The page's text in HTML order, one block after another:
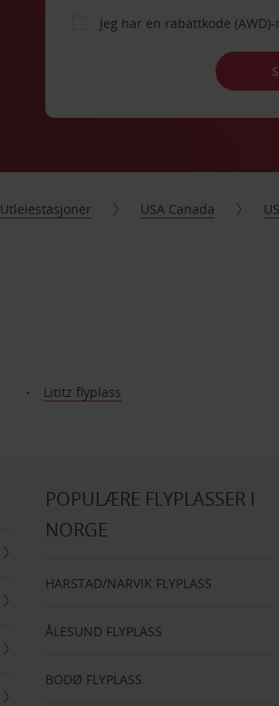
Jeg har en rabattkode
Utleiestasjoner USA Canada
Lititz flyplass
POPULÆRE FLYPLASSER I
NORGE
HARSTAD/NARVIK FLYPLASS
ÅLESUND FLYPLASS
BODØ FLYPLASS